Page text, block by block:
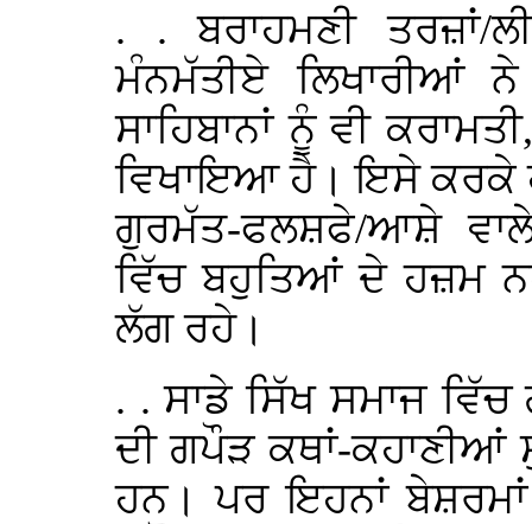
. . ਬਰਾਹਮਣੀ ਤਰਜ਼ਾਂ/
ਮੰਨਮੱਤੀਏ ਲਿਖਾਰੀਆਂ
ਸਾਹਿਬਾਨਾਂ ਨੂੰ ਵੀ
ਵਿਖਾਇਆ ਹੈ। ਇਸੇ ਕਰਕੇ
ਗੁਰਮੱਤ-ਫਲਸ਼ਫੇ/ਆਸ਼ੇ ਵਾਲੇ
ਵਿੱਚ ਬਹੁਤਿਆਂ ਦੇ ਹਜ਼ਮ
ਲੱਗ ਰਹੇ।
. . ਸਾਡੇ ਸਿੱਖ ਸਮਾਜ ਵਿੱਚ
ਦੀ ਗਪੌੜ ਕਥਾਂ-ਕਹਾਣੀਆਂ
ਹਨ। ਪਰ ਇਹਨਾਂ